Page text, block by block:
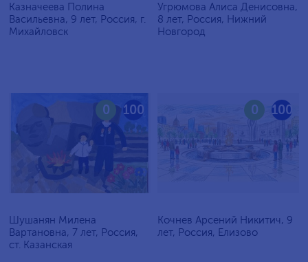
Казначеева Полина
Васильевна, 9 лет, Россия, г.
Михайловск
Угрюмова Алиса Денисовна,
8 лет, Россия, Нижний
Новгород
100
0
Шушанян Милена
Вартановна, 7 лет, Россия,
ст. Казанская
100
0
Кочнев Арсений Никитич, 9
лет, Россия, Елизово